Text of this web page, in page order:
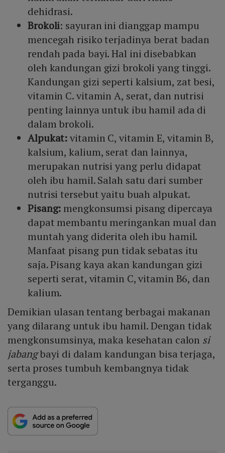
dehidrasi.
Brokoli: sayuran ini dianggap mampu
mencegah risiko terjadinya berat badan
rendah pada bayi. Hal ini disebabkan
oleh kandungan gizi brokoli yang tinggi.
Kandungan gizi seperti kalsium, zat besi,
vitamin C. vitamin A, serat, dan nutrisi
penting lainnya untuk ibu hamil ada di
dalam brokoli.
Alpukat:vitamin C, vitamin E, vitamin B,
kalsium, kalium, serat dan lainnya,
merupakan nutrisi yang perlu didapat
oleh ibu hamil. Salah satu dari sumber
nutrisi tersebut yaitu buah alpukat.
Pisang: mengkonsumsi pisang dipercaya
dapat membantu meringankan mual dan
muntah yang diderita oleh ibu hamil.
Manfaat pisang pun tidak sebatas itu
saja. Pisang kaya akan kandungan gizi
seperti serat, vitamin C, vitamin B6, dan
kalium.
Demikian ulasan tentang berbagai makanan
yang dilarang untuk ibu hamil. Dengan tidak
mengkonsumsinya, maka kesehatan calon si
jabangbayi di dalam kandungan bisa terjaga,
serta proses tumbuh kembangnya tidak
terganggu.